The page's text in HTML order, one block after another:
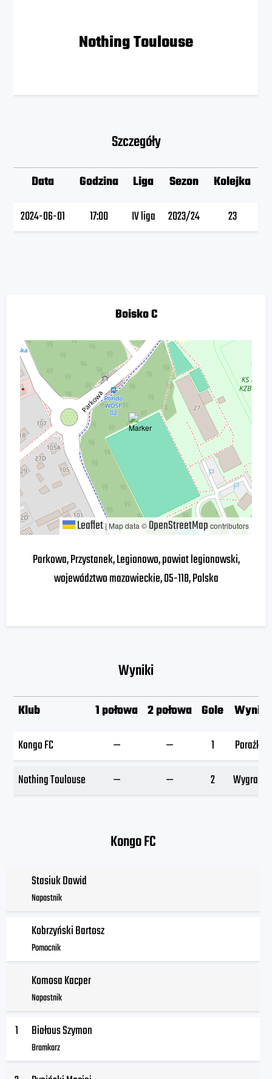
Nothing Toulouse
Szczegóły
Data Godzina Liga Sezon
Kolejka
2024-06-01
17:00 IV liga 2023/24 23
Boisko C
Leaflet| Map data ©OpenStreetMap contributors
Parkowa, Przystanek, Legionowo, powiat legionowski,
województwo mazowieckie, 05-118, Polska
Wyniki
Klub 1 połowa 2 połowa Gole
Wynik
Kongo FC
— — 1
Porażka
Nothing Toulouse
— — 2 Wygrana
Kongo FC
Stasiuk Dawid
Napastnik
Kobrzyński Bartosz
Pomocnik
Komosa Kacper
Napastnik
1 Białous Szymon
Bramkarz